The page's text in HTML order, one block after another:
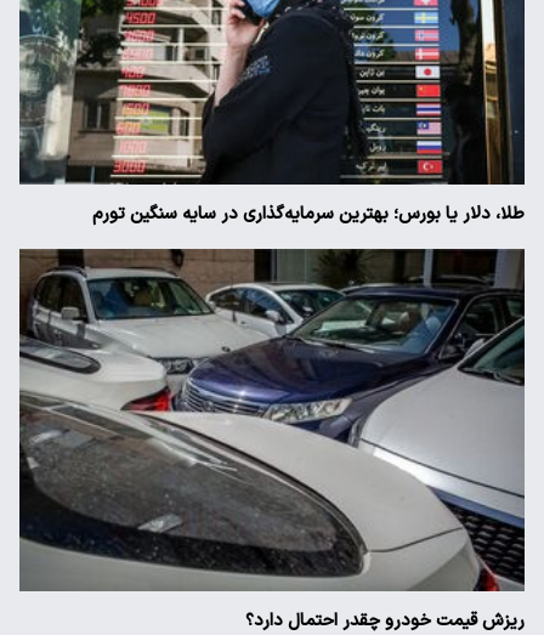
طلا، دلار یا بورس؛ بهترین سرمایه‌گذاری در سایه سنگین تورم
ریزش قیمت خودرو چقدر احتمال دارد؟